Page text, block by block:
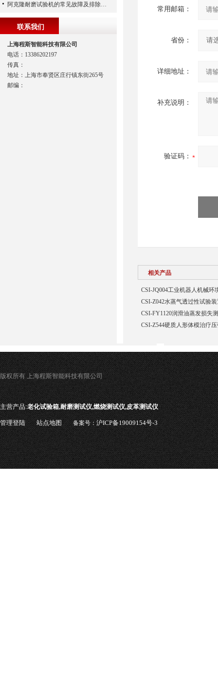
常用邮箱：
省份：
详细地址：
补充说明：
验证码：
相关产品
CSI-JQ004工业机器人机械
CSI-Z042水蒸气透过性试验
CSI-FY1120润滑油蒸发损失
CSI-Z544硬质人形体模治疗
阿克隆耐磨试验机的常见故障及排除方法
联系我们
上海程斯智能科技有限公司
电话：13386202197
传真：
地址：上海市奉贤区庄行镇东街265号
邮编：
版权所有 上海程斯智能科技有限公司
主营产品:老化试验箱,耐磨测试仪,燃烧测试仪,皮革测试仪
管理登陆 站点地图 备案号：沪ICP备19009154号-3